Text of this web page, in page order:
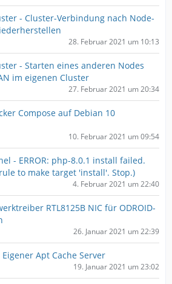
- Cluster-Verbindung nach Node-
28. Februar 2021 um 10:13
- Starten eines anderen Nodes
im eigenen Cluster
27. Februar 2021 um 20:34
Compose auf Debian 10
10. Februar 2021 um 09:54
- ERROR: php-8.0.1 install failed.
to make target 'install'. Stop.)
4. Februar 2021 um 22:40
RTL8125B NIC für ODROID-
26. Januar 2021 um 22:39
Apt Cache Server
19. Januar 2021 um 23:02